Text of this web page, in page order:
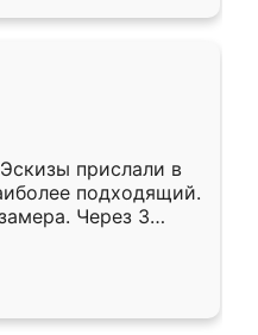
прислали в
подходящий.
Через 3
Остались
Ренессанс
работу!